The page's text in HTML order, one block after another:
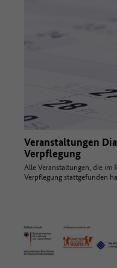
Veranstaltungen
Verpflegung
Alle Veranstaltungen, die im
Verpflegung stattgefunden